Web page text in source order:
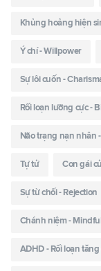
Khủng hoảng hiện
Ý chí - Willpower
Sự lôi cuốn -
Rối loạn lưỡng cực -
Não trạng nạn nhân
Tự tử Con gái
Sự từ chối - Rejection
Chánh niệm -
ADHD - Rối loạn